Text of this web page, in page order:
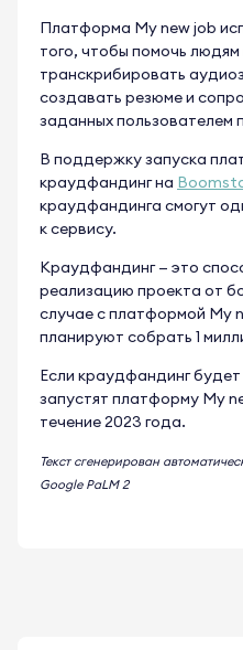
Платформа My new job
того, чтобы помочь
транскрибировать
создавать резюме и
заданных пользователем
В поддержку запуска
краудфандинг на
краудфандинга смогут
к сервису.
Краудфандинг — это
реализацию проекта от
случае с платформой My
планируют собрать 1
Если краудфандинг
запустят платформу My
течение 2023 года.
Текст сгенерирован
Google PaLM 2